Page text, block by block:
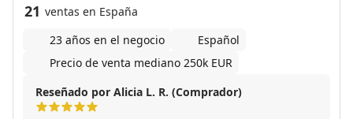
21 ventas en España
23 años en el negocio
Español
Precio de venta mediano 250k EUR
Reseñado por Alicia L. R. (Comprador)